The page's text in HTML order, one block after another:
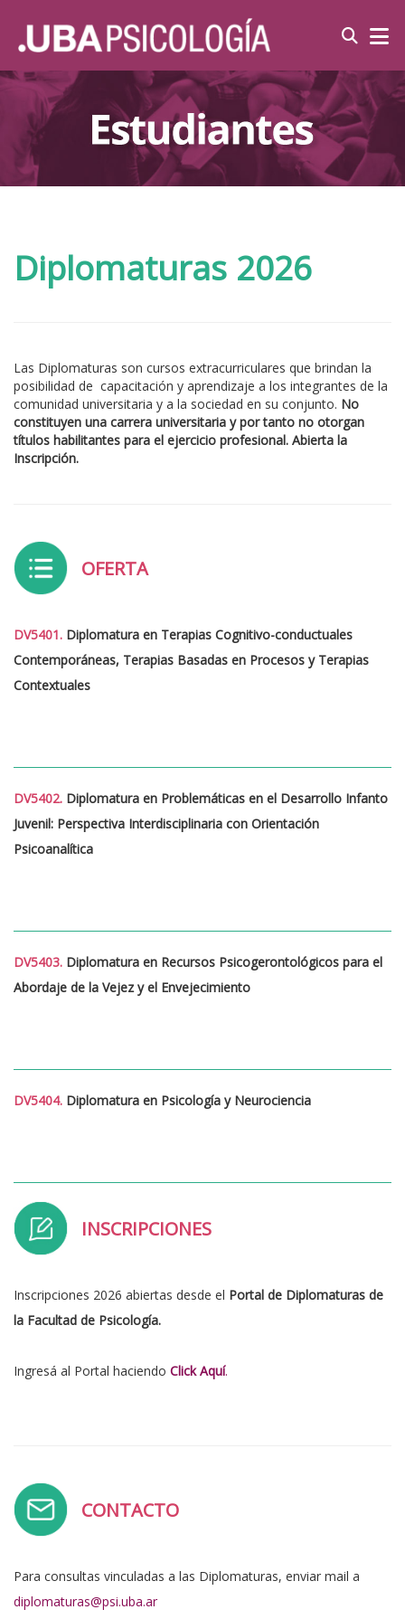
Diplomaturas 2026
Las Diplomaturas son cursos extracurriculares que brindan la
posibilidad de capacitación y aprendizaje a los integrantes de la
comunidad universitaria y a la sociedad en su conjunto. No
constituyen una carrera universitaria y por tanto no otorgan
títulos habilitantes para el ejercicio profesional. Abierta la
Inscripción.
OFERTA
DV5401. Diplomatura en Terapias Cognitivo-conductuales
Contemporáneas, Terapias Basadas en Procesos y Terapias
Contextuales
DV5402. Diplomatura en Problemáticas en el Desarrollo Infanto
Juvenil: Perspectiva Interdisciplinaria con Orientación
Psicoanalítica
DV5403. Diplomatura en Recursos Psicogerontológicos para el
Abordaje de la Vejez y el Envejecimiento
DV5404. Diplomatura en Psicología y Neurociencia
INSCRIPCIONES
Inscripciones 2026 abiertas desde el Portal de Diplomaturas de
la Facultad de Psicología.
Ingresá al Portal haciendo Click Aquí.
CONTACTO
Para consultas vinculadas a las Diplomaturas, enviar mail a
diplomaturas@psi.uba.ar